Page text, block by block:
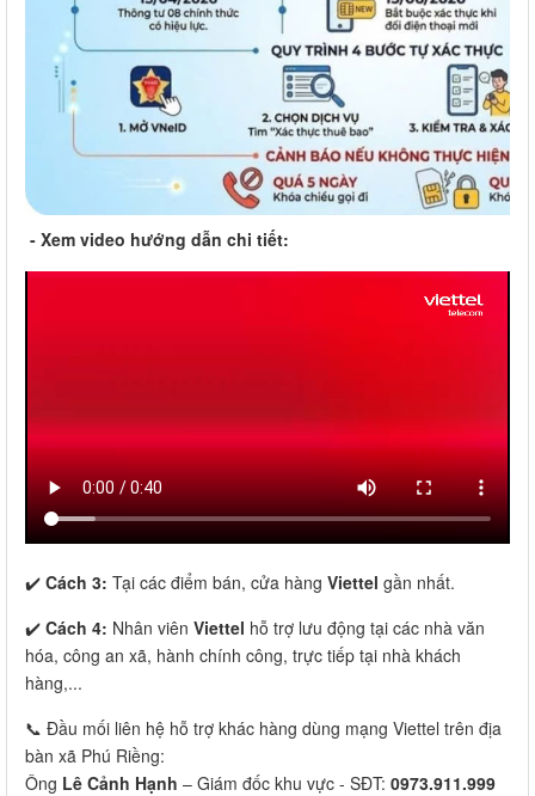
- Xem video hướng dẫn chi tiết:
✔️ Cách 3: Tại các điểm bán, cửa hàng Viettel gần nhất.
✔️ Cách 4: Nhân viên Viettel hỗ trợ lưu động tại các nhà văn
hóa, công an xã, hành chính công, trực tiếp tại nhà khách
hàng,...
📞 Đầu mối liên hệ hỗ trợ khác hàng dùng mạng Viettel trên địa
bàn xã Phú Riềng:
Ông Lê Cảnh Hạnh – Giám đốc khu vực - SĐT: 0973.911.999